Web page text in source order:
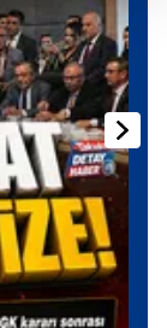
vermedikleri
İnternet
çerezler
kişisel
bilgi
işlevsel